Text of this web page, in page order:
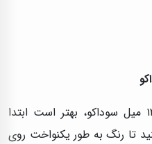
برای استفاده از رنگ اکریلیک ۱۲۵ میل سوداکو، بهتر است ابتدا
تا رنگ به طور یکنواخت روی